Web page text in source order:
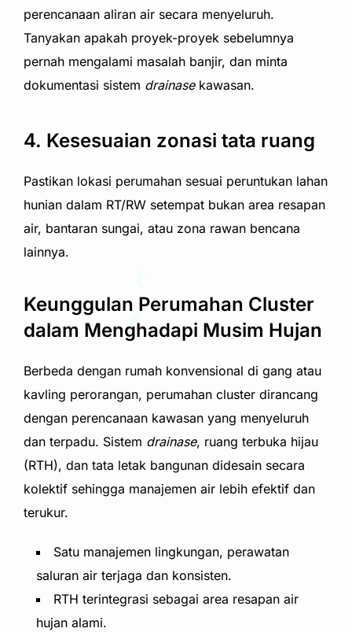
perencanaan aliran air secara menyeluruh.
Tanyakan apakah proyek-proyek sebelumnya
pernah mengalami masalah banjir, dan minta
dokumentasi sistem drainasekawasan.
4. Kesesuaian zonasi tata ruang
Pastikan lokasi perumahan sesuai peruntukan lahan
hunian dalam RT/RW setempat bukan area resapan
air, bantaran sungai, atau zona rawan bencana
lainnya.
Keunggulan Perumahan Cluster
dalam Menghadapi Musim Hujan
Berbeda dengan rumah konvensional di gang atau
kavling perorangan, perumahan cluster dirancang
dengan perencanaan kawasan yang menyeluruh
dan terpadu. Sistem drainase, ruang terbuka hijau
(RTH), dan tata letak bangunan didesain secara
kolektif sehingga manajemen air lebih efektif dan
terukur.
Satu manajemen lingkungan, perawatan
saluran air terjaga dan konsisten.
RTH terintegrasi sebagai area resapan air
hujan alami.